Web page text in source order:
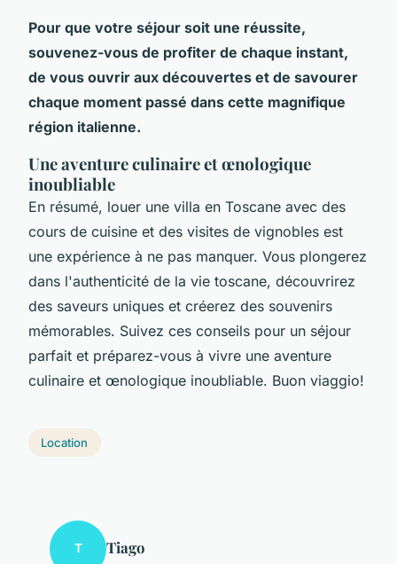
Pour que votre séjour soit une réussite,
souvenez-vous de profiter de chaque instant,
de vous ouvrir aux découvertes et de savourer
chaque moment passé dans cette magnifique
région italienne.
Une aventure culinaire et œnologique
inoubliable
En résumé, louer une villa en Toscane avec des
cours de cuisine et des visites de vignobles est
une expérience à ne pas manquer. Vous plongerez
dans l'authenticité de la vie toscane, découvrirez
des saveurs uniques et créerez des souvenirs
mémorables. Suivez ces conseils pour un séjour
parfait et préparez-vous à vivre une aventure
culinaire et œnologique inoubliable. Buon viaggio!
Location
T Tiago